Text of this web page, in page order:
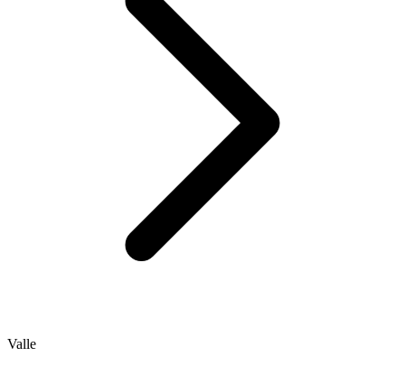
Valle